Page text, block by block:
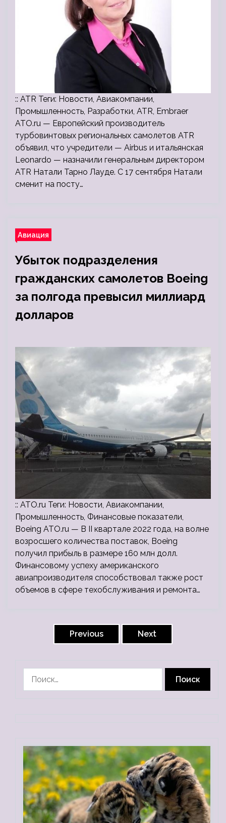
:: ATR Теги: Новости, Авиакомпании,
Промышленность, Разработки, ATR, Embraer
ATO.ru — Европейский производитель
турбовинтовых региональных самолетов ATR
объявил, что учредители — Airbus и итальянская
Leonardo — назначили генеральным директором
ATR Натали Тарно Лауде. С 17 сентября Натали
сменит на посту…
Авиация
Убыток подразделения
гражданских самолетов Boeing
за полгода превысил миллиард
долларов
:: ATO.ru Теги: Новости, Авиакомпании,
Промышленность, Финансовые показатели,
Boeing ATO.ru — В II квартале 2022 года, на волне
возросшего количества поставок, Boeing
получил прибыль в размере 160 млн долл.
Финансовому успеху американского
авиапроизводителя способствовал также рост
объемов в сфере техобслуживания и ремонта…
Previous Next